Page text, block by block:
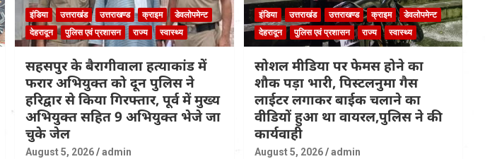
इंडिया उत्तराखंड उत्तराखण्ड क्राइम
डेवलोपमेन्ट
देहरादून
पुलिस एवं प्रशासन राज्य स्वास्थ्य
सहसपुर के बैरागीवाला हत्याकांड में
फरार अभियुक्त को दून पुलिस ने
हरिद्वार से किया गिरफ्तार, पूर्व में मुख्य
अभियुक्त सहित 9 अभियुक्त भेजे जा
चुके जेल
August 5, 2026 admin
इंडिया उत्तराखंड उत्तराखण्ड क्राइम
डेवलोपमेन्ट
देहरादून
पुलिस एवं प्रशासन राज्य स्वास्थ्य
सोशल मीडिया पर फेमस होने का
शौक पड़ा भारी, पिस्टलनुमा गैस
लाईटर लगाकर बाईक चलाने का
वीडियों हुआ था वायरल,पुलिस ने की
कार्यवाही
August 5, 2026 admin